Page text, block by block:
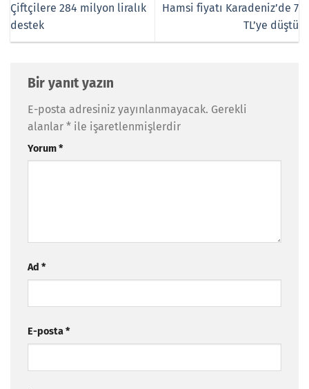
Çiftçilere 284 milyon liralık
destek
Hamsi fiyatı Karadeniz’de 7
TL’ye düştü
Bir yanıt yazın
E-posta adresiniz yayınlanmayacak. Gerekli
alanlar * ile işaretlenmişlerdir
Yorum*
Ad *
E-posta*